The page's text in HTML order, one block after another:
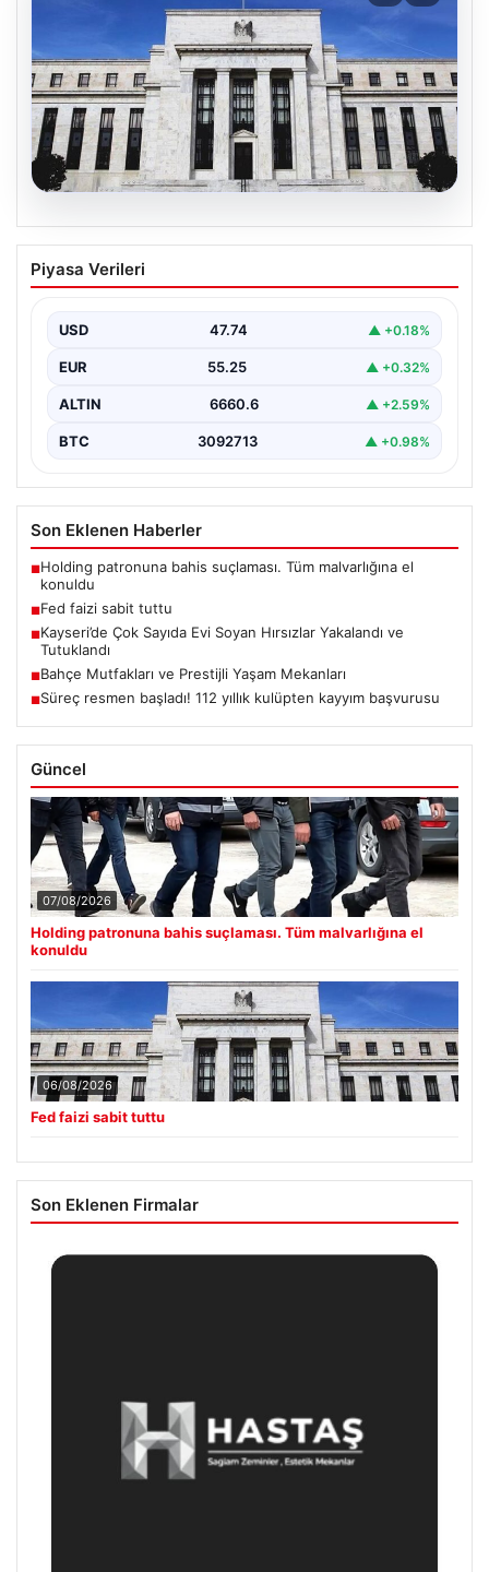
06.08.2026
Fed faizi sabit tuttu
{ "title": "ABD Merkez Bankası Faiz Oranında Değişiklik
Piyasa Verileri
USD 47.74 ▲ +0.18%
EUR 55.25 ▲ +0.32%
ALTIN 6660.6 ▲ +2.59%
BTC 3092713 ▲ +0.98%
Son Eklenen Haberler
■Holding patronuna bahis suçlaması. Tüm malvarlığına el
konuldu
■Fed faizi sabit tuttu
■Kayseri’de Çok Sayıda Evi Soyan Hırsızlar Yakalandı ve
Tutuklandı
■Bahçe Mutfakları ve Prestijli Yaşam Mekanları
■Süreç resmen başladı! 112 yıllık kulüpten kayyım başvurusu
Güncel
07/08/2026
Holding patronuna bahis suçlaması. Tüm malvarlığına el
konuldu
06/08/2026
Fed faizi sabit tuttu
Son Eklenen Firmalar